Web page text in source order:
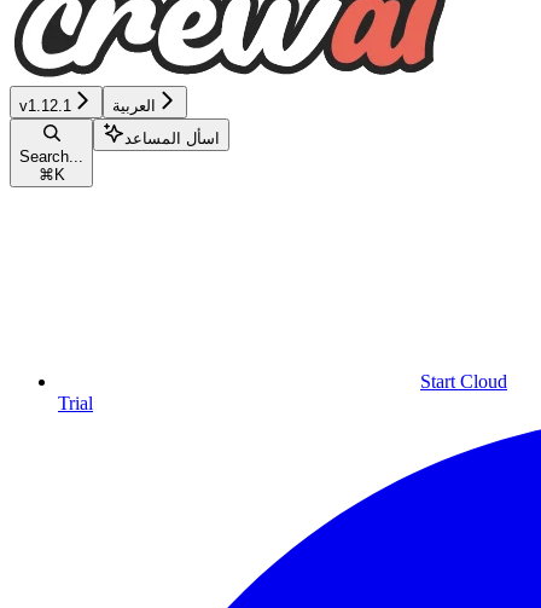
v1.12.1 العربية
Search...
⌘ K
اسأل المساعد
Start Cloud
Trial